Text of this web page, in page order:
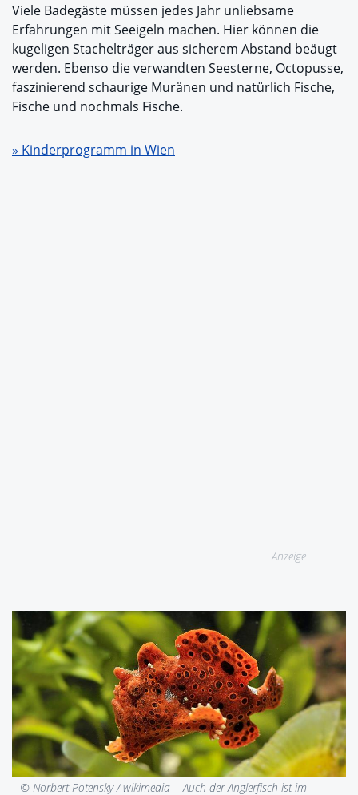
Viele Badegäste müssen jedes Jahr unliebsame
Erfahrungen mit Seeigeln machen. Hier können die
kugeligen Stachelträger aus sicherem Abstand beäugt
werden. Ebenso die verwandten Seesterne, Octopusse,
faszinierend schaurige Muränen und natürlich Fische,
Fische und nochmals Fische.
» Kinderprogramm in Wien
Anzeige
© Norbert Potensky / wikimedia | Auch der Anglerfisch ist im